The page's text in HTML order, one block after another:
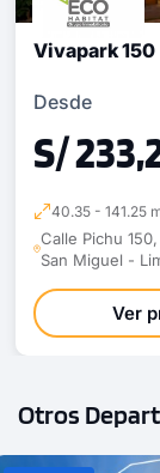
Vivapark 150
Desde
S/
40.35 - 141.25
Calle Pichu
San Miguel -
Ver
Otros